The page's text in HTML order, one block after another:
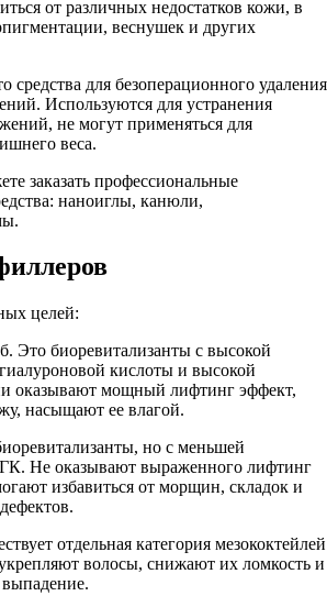
от различных недостатков кожи, в
веснушек и других
средства для безоперационного удаления
Используются для устранения
не могут применяться для
веса.
заказать профессиональные
наноиглы, канюли,
целей:
Это биоревитализанты с высокой
кислоты и высокой
оказывают мощный лифтинг эффект,
насыщают ее влагой.
но с меньшей
Не оказывают выраженного лифтинг
избавиться от морщин, складок и
отдельная категория мезококтейлей
волосы, снижают их ломкость и